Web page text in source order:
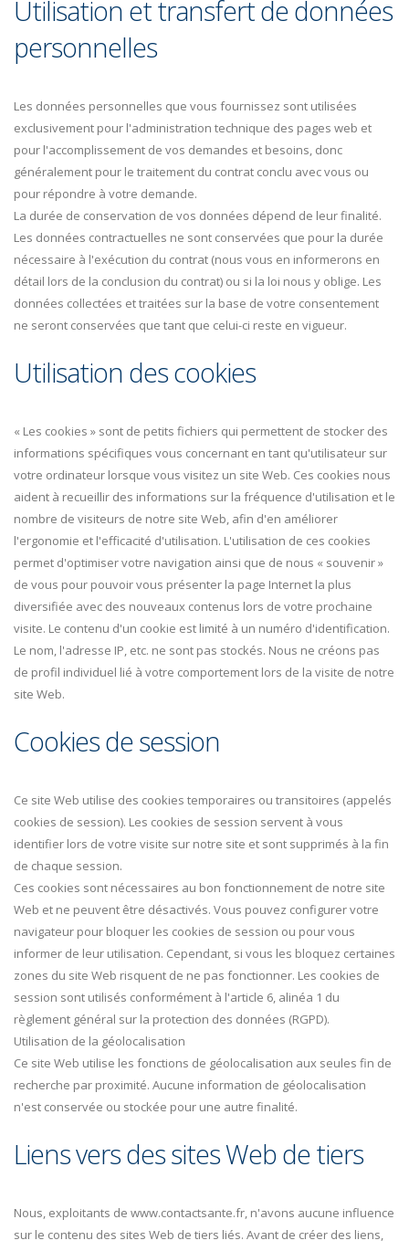
Utilisation et transfert de données
personnelles
Les données personnelles que vous fournissez sont utilisées
exclusivement pour l'administration technique des pages web et
pour l'accomplissement de vos demandes et besoins, donc
généralement pour le traitement du contrat conclu avec vous ou
pour répondre à votre demande.
La durée de conservation de vos données dépend de leur finalité.
Les données contractuelles ne sont conservées que pour la durée
nécessaire à l'exécution du contrat (nous vous en informerons en
détail lors de la conclusion du contrat) ou si la loi nous y oblige. Les
données collectées et traitées sur la base de votre consentement
ne seront conservées que tant que celui-ci reste en vigueur.
Utilisation des cookies
« Les cookies » sont de petits fichiers qui permettent de stocker des
informations spécifiques vous concernant en tant qu'utilisateur sur
votre ordinateur lorsque vous visitez un site Web. Ces cookies nous
aident à recueillir des informations sur la fréquence d'utilisation et le
nombre de visiteurs de notre site Web, afin d'en améliorer
l'ergonomie et l'efficacité d'utilisation. L'utilisation de ces cookies
permet d'optimiser votre navigation ainsi que de nous « souvenir »
de vous pour pouvoir vous présenter la page Internet la plus
diversifiée avec des nouveaux contenus lors de votre prochaine
visite. Le contenu d'un cookie est limité à un numéro d'identification.
Le nom, l'adresse IP, etc. ne sont pas stockés. Nous ne créons pas
de profil individuel lié à votre comportement lors de la visite de notre
site Web.
Cookies de session
Ce site Web utilise des cookies temporaires ou transitoires (appelés
cookies de session). Les cookies de session servent à vous
identifier lors de votre visite sur notre site et sont supprimés à la fin
de chaque session.
Ces cookies sont nécessaires au bon fonctionnement de notre site
Web et ne peuvent être désactivés. Vous pouvez configurer votre
navigateur pour bloquer les cookies de session ou pour vous
informer de leur utilisation. Cependant, si vous les bloquez certaines
zones du site Web risquent de ne pas fonctionner. Les cookies de
session sont utilisés conformément à l'article 6, alinéa 1 du
règlement général sur la protection des données (RGPD).
Utilisation de la géolocalisation
Ce site Web utilise les fonctions de géolocalisation aux seules fin de
recherche par proximité. Aucune information de géolocalisation
n'est conservée ou stockée pour une autre finalité.
Liens vers des sites Web de tiers
Nous, exploitants de www.contactsante.fr, n'avons aucune influence
sur le contenu des sites Web de tiers liés. Avant de créer des liens,